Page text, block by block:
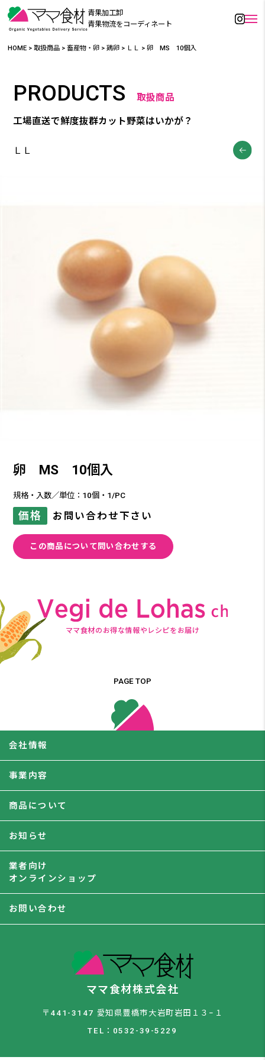
青果加工卸
青果物流をコーディネート
HOME >取扱商品 >畜産物・卵 >鶏卵 > ＬＬ >卵 MS 10個入
PRODUCTS 取扱商品
工場直送で鮮度抜群カット野菜はいかが？
ＬＬ
卵 MS 10個入
規格・入数／単位：10個・1/PC
価格 お問い合わせ下さい
この商品について問い合わせする
ママ食材のお得な情報やレシピをお届け
PAGE TOP
会社情報
事業内容
商品について
お知らせ
業者向け
オンラインショップ
お問い合わせ
ママ食材株式会社
〒441-3147 愛知県豊橋市大岩町岩田１３−１
TEL：0532-39-5229